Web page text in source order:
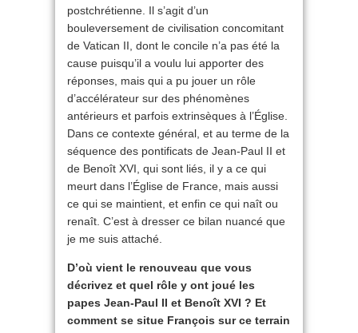
postchrétienne. Il s’agit d’un
bouleversement de civilisation concomitant
de Vatican II, dont le concile n’a pas été la
cause puisqu’il a voulu lui apporter des
réponses, mais qui a pu jouer un rôle
d’accélérateur sur des phénomènes
antérieurs et parfois extrinsèques à l’Église.
Dans ce contexte général, et au terme de la
séquence des pontificats de Jean-Paul II et
de Benoît XVI, qui sont liés, il y a ce qui
meurt dans l’Église de France, mais aussi
ce qui se maintient, et enfin ce qui naît ou
renaît. C’est à dresser ce bilan nuancé que
je me suis attaché.
D’où vient le renouveau que vous
décrivez et quel rôle y ont joué les
papes Jean-Paul II et Benoît XVI ? Et
comment se situe François sur ce terrain